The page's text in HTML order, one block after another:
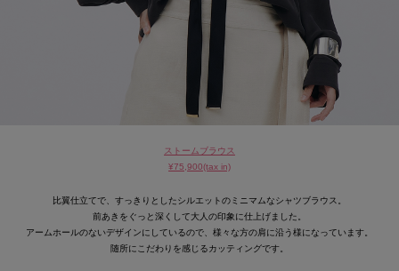
ストームブラウス
¥75,900(tax in)
比翼仕立てで、すっきりとしたシルエットのミニマムなシャツブラウス。
前あきをぐっと深くして大人の印象に仕上げました。
アームホールのないデザインにしているので、様々な方の肩に沿う様になっています。
随所にこだわりを感じるカッティングです。